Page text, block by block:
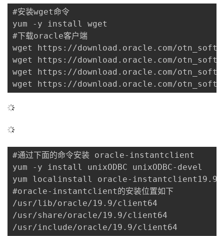
博
客
的
论
坛
我
的
圈
子
我
的
直
我
的
我
注
堂
我
验
收
藏
我
技
术
的
云
议
#安装wget命令
yum -y install wget
#下载oracle客户端
wget https://download.oracle.com/
wget https://download.oracle.com/
wget https://download.oracle.com/
wget https://download.oracle.com/
#通过下面的命令安装 oracle-instantclient
yum -y install unixODBC unixODBC-devel
yum localinstall oracle-
#oracle-instantclient的安装位置如下
/usr/lib/oracle/19.9/client64
/usr/share/oracle/19.9/client64
/usr/include/oracle/19.9/client64